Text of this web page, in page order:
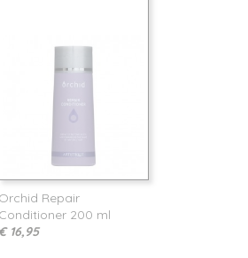
Orchid Repair
Conditioner 200 ml
€ 16,95